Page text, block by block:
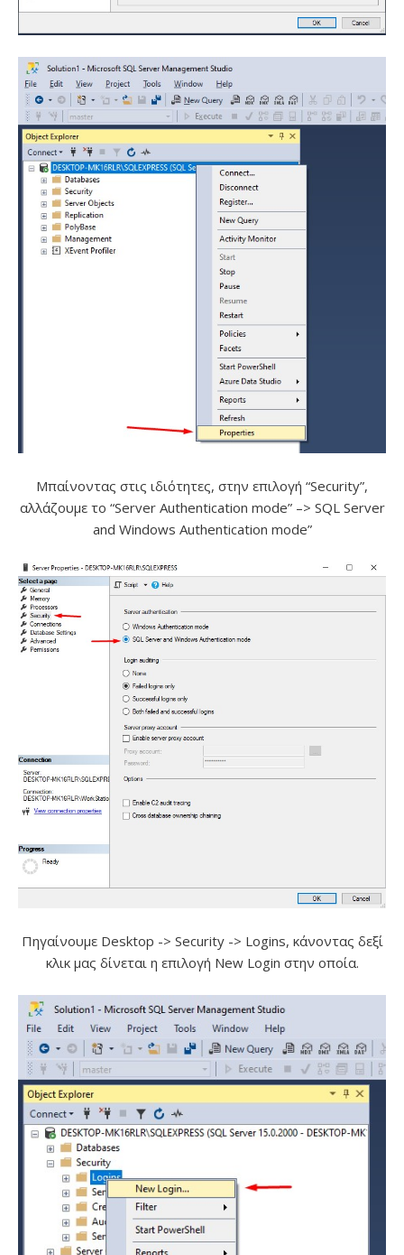
Μπαίνοντας στις ιδιότητες, στην επιλογή “Security”,
αλλάζουμε το “Server Authentication mode” –> SQL Server
and Windows Authentication mode”
Πηγαίνουμε Desktop -> Security -> Logins, κάνοντας δεξί
κλικ μας δίνεται η επιλογή New Login στην οποία.